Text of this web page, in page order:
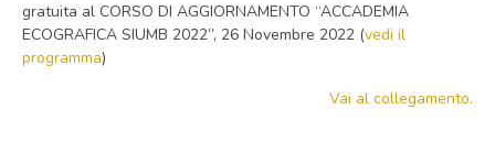
gratuita al CORSO DI AGGIORNAMENTO “ACCADEMIA
ECOGRAFICA SIUMB 2022”, 26 Novembre 2022 (vedi il
programma)
Vai al collegamento.